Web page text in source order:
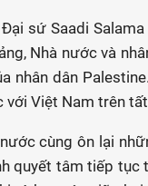
sứ Saadi
Nhà nước và
nhân dân
với Việt Nam trên
cùng ôn lại
quyết tâm tiếp